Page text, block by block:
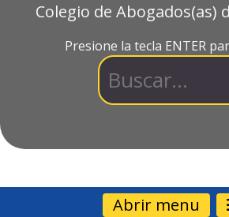
Colegio de Abogados(as)
Presione la tecla ENTER
Abrir menu